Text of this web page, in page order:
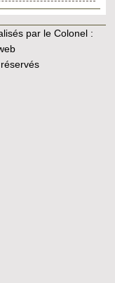
par le Colonel :